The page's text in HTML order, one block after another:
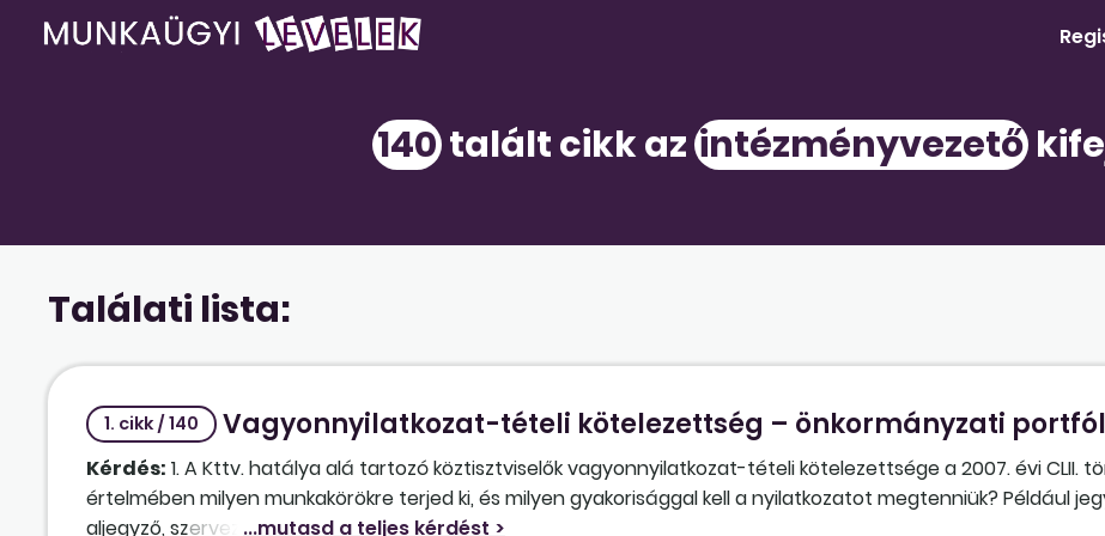
140talált cikk az intézményvezető
Találati lista:
1. cikk / 140 Vagyonnyilatkozat-tételi kötelezettség – önkormányzati
Kérdés: 1. A Kttv. hatálya alá tartozó köztisztviselők vagyonnyilatkozat-tételi kötelezettsége a 2007. évi CLII.
értelmében milyen munkakörökre terjed ki, és milyen gyakorisággal kell a nyilatkozatot megtenniük? Például
aljegyző, szervezési osztályvezető, műszaki osztályvezető, hatósági osztályvezető, pénzügyi osztályvezető,